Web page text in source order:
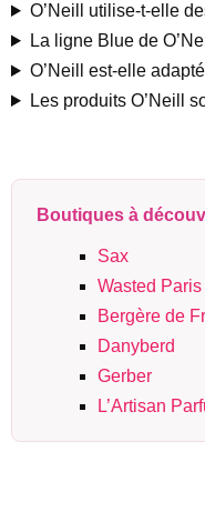
O’Neill utilise-t-elle
La ligne Blue de
O’Neill est-elle
Les produits O’Neill
Boutiques à
Sax
Wasted Paris
Bergère de
Danyberd
Gerber
L’Artisan